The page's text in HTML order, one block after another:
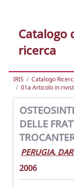
Catalogo
ricerca
IRIS Catalogo
01a Articolo in
DELLE
PERUGIA,
2006